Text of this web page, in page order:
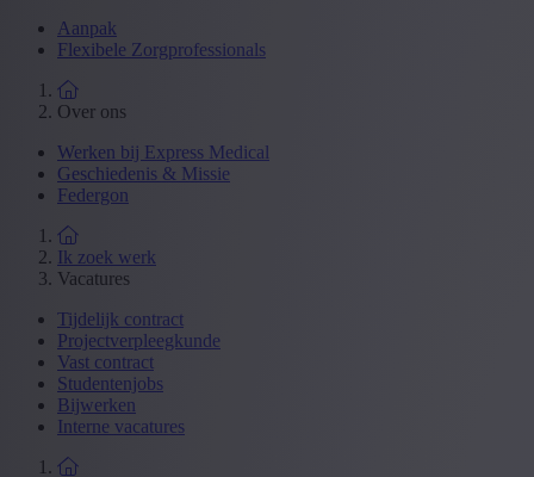
Aanpak
Flexibele Zorgprofessionals
Over ons
Werken bij Express Medical
Geschiedenis & Missie
Federgon
Ik zoek werk
Vacatures
Tijdelijk contract
Projectverpleegkunde
Vast contract
Studentenjobs
Bijwerken
Interne vacatures